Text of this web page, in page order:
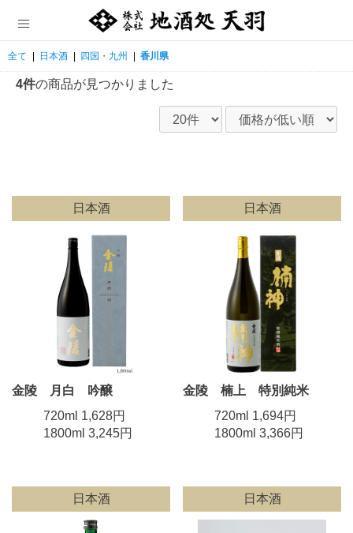
全て | 日本酒 | 四国・九州 | 香川県
4件の商品が見つかりました
日本酒
金陵 月白 吟醸
720ml 1,628円
1800ml 3,245円
日本酒
金陵 楠上 特別純米
720ml 1,694円
1800ml 3,366円
日本酒 日本酒